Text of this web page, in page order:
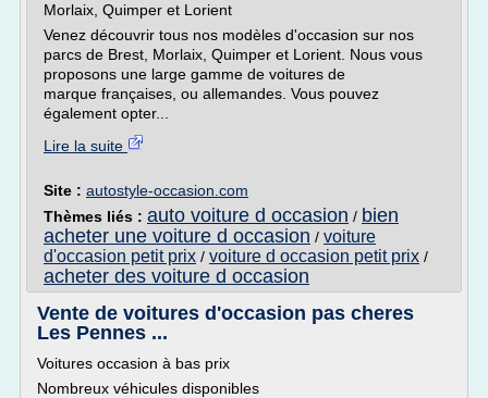
Morlaix, Quimper et Lorient
Venez découvrir tous nos modèles d'occasion sur nos
parcs de Brest, Morlaix, Quimper et Lorient. Nous vous
proposons une large gamme de voitures de
marque françaises, ou allemandes. Vous pouvez
également opter...
Lire la suite
Site : autostyle-occasion.com
Thèmes liés : auto voiture d occasion / bien
acheter une voiture d occasion / voiture
d'occasion petit prix / voiture d occasion petit prix /
acheter des voiture d occasion
Vente de voitures d'occasion pas cheres
Les Pennes ...
Voitures occasion à bas prix
Nombreux véhicules disponibles